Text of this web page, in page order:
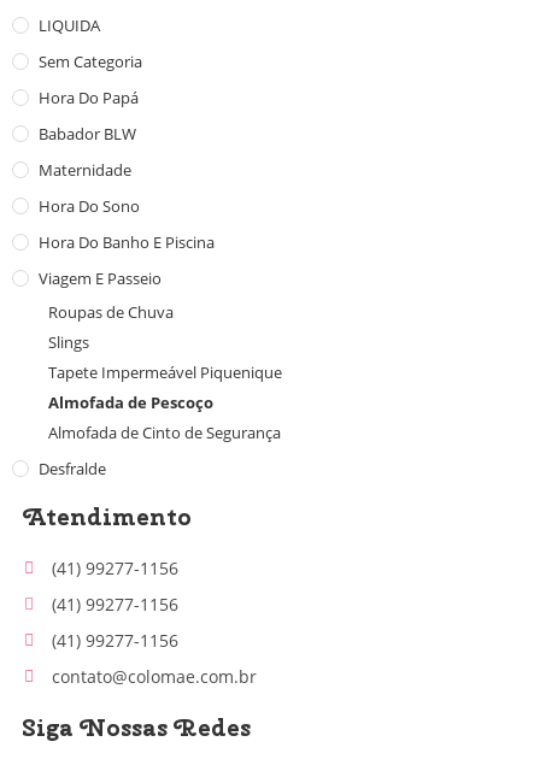
LIQUIDA
Sem Categoria
Hora Do Papá
Babador BLW
Maternidade
Hora Do Sono
Hora Do Banho E Piscina
Viagem E Passeio
Roupas de Chuva
Slings
Tapete Impermeável Piquenique
Almofada de Pescoço
Almofada de Cinto de Segurança
Desfralde
Atendimento
(41) 99277-1156
(41) 99277-1156
(41) 99277-1156
contato@colomae.com.br
Siga Nossas Redes